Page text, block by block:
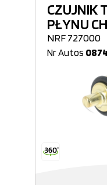
CZUJNIK
PŁYNU
NRF 727000
Nr Autos